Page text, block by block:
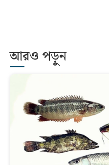
আরও পড়ুন